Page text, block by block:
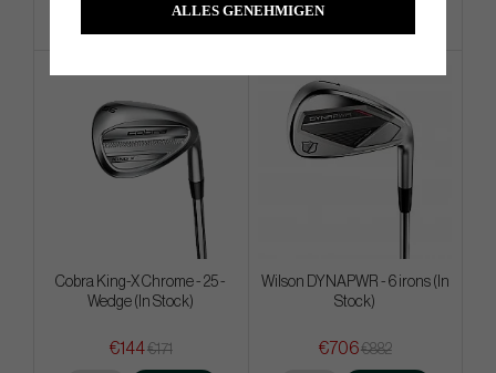
Cobra King-X Chrome - 25 -
Wedge (In Stock)
€144€171
Wilson DYNAPWR - 6 irons (In
Stock)
€706€882
ALLES GENEHMIGEN